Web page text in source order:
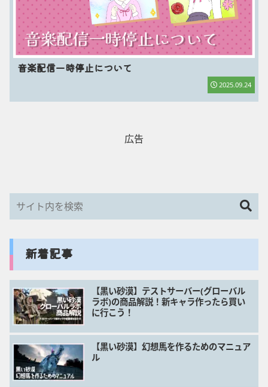
音楽配信一時停止について
2025.09.24
広告
新着記事
【黒い砂漠】テストサーバー(グローバル
ラボ)の商品解説！新キャラ作ったら買い
に行こう！
【黒い砂漠】幻想馬を作るためのマニュア
ル